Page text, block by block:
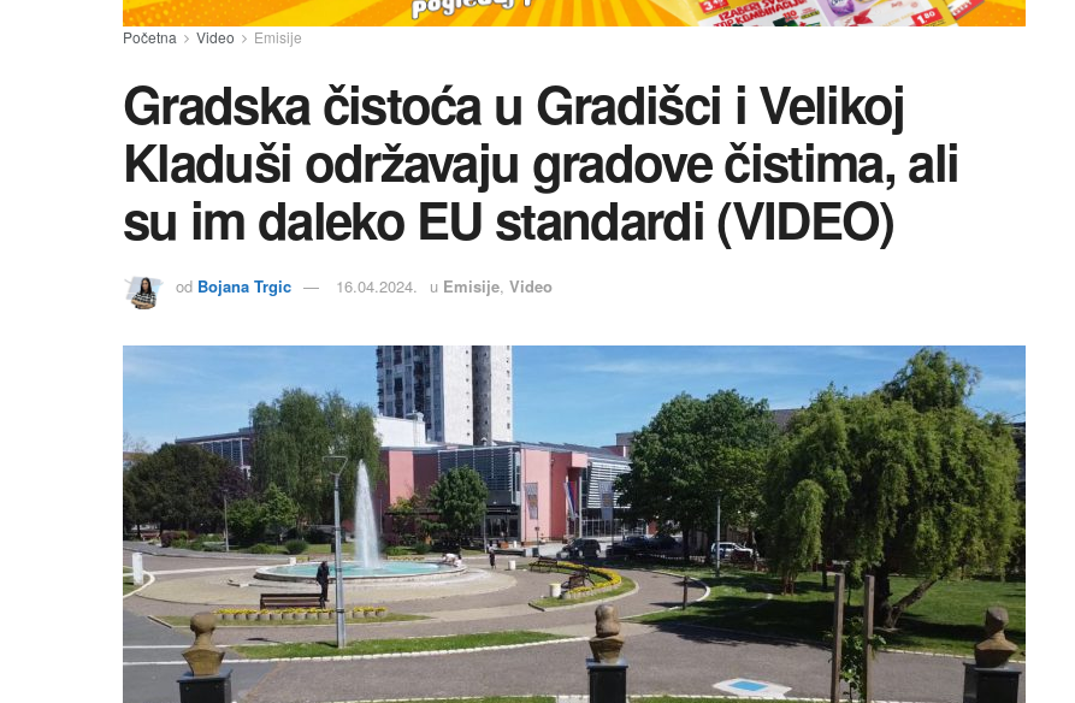
Početna Video Emisije
Gradska čistoća u Gradišci i Velikoj
Kladuši održavaju gradove čistima, ali
su im daleko EU standardi (VIDEO)
od Bojana Trgic 16.04.2024. u Emisije, Video